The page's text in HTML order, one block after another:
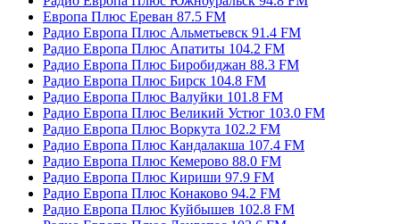
Европа Плюс Ереван 87.5 FM
Радио Европа Плюс Альметьевск 91.4 FM
Радио Европа Плюс Апатиты 104.2 FM
Радио Европа Плюс Биробиджан 88.3 FM
Радио Европа Плюс Бирск 104.8 FM
Радио Европа Плюс Валуйки 101.8 FM
Радио Европа Плюс Великий Устюг 103.0 FM
Радио Европа Плюс Воркута 102.2 FM
Радио Европа Плюс Кандалакша 107.4 FM
Радио Европа Плюс Кемерово 88.0 FM
Радио Европа Плюс Кириши 97.9 FM
Радио Европа Плюс Конаково 94.2 FM
Радио Европа Плюс Куйбышев 102.8 FM